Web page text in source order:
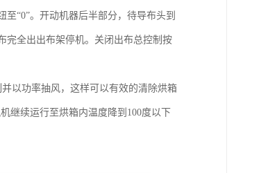
“0”。开动机器后半部分，待导布头到
完全出出布架停机。关闭出布总控制按
以功率抽风，这样可以有效的清除烘箱
继续运行至烘箱内温度降到100度以下